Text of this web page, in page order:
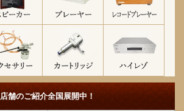
店舗のご紹介全国展開中！